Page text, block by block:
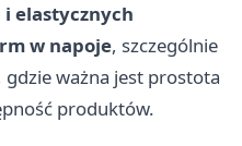
elastycznych
w napoje, szczególnie
ważna jest prostota
produktów.